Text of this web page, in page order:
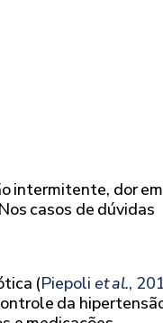
intermitente, dor em
casos de dúvidas
(Piepoli et al.,
da